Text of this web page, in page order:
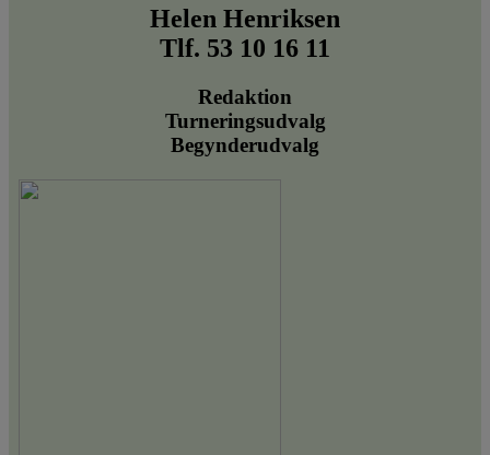
Helen Henriksen
Tlf. 53 10 16 11
Redaktion
Turneringsudvalg
Begynderudvalg